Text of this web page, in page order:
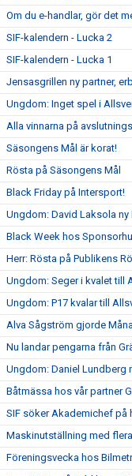
Om du e-handlar, gör det
SIF-kalendern - Lucka 2
SIF-kalendern - Lucka 1
Jensasgrillen ny partner,
Ungdom: Inget spel i
Alla vinnarna på
Säsongens Mål är korat!
Rösta på Säsongens Mål
Black Friday på Intersport!
Ungdom: David Laksola ny
Black Week hos
Herr: Rösta på Publikens
Ungdom: Seger i kvalet till
Ungdom: P17 kvalar till
Alva Sågström gjorde
Nu landar pengarna från
Ungdom: Daniel Lundberg
Båtmässa hos vår partner
SIF söker Akademichef på
Maskinutställning med
Föreningsvecka hos